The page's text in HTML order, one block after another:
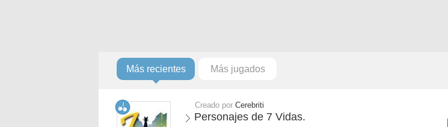
Más recientes Más jugados
Creado por Cerebriti
Personajes de 7 Vidas.